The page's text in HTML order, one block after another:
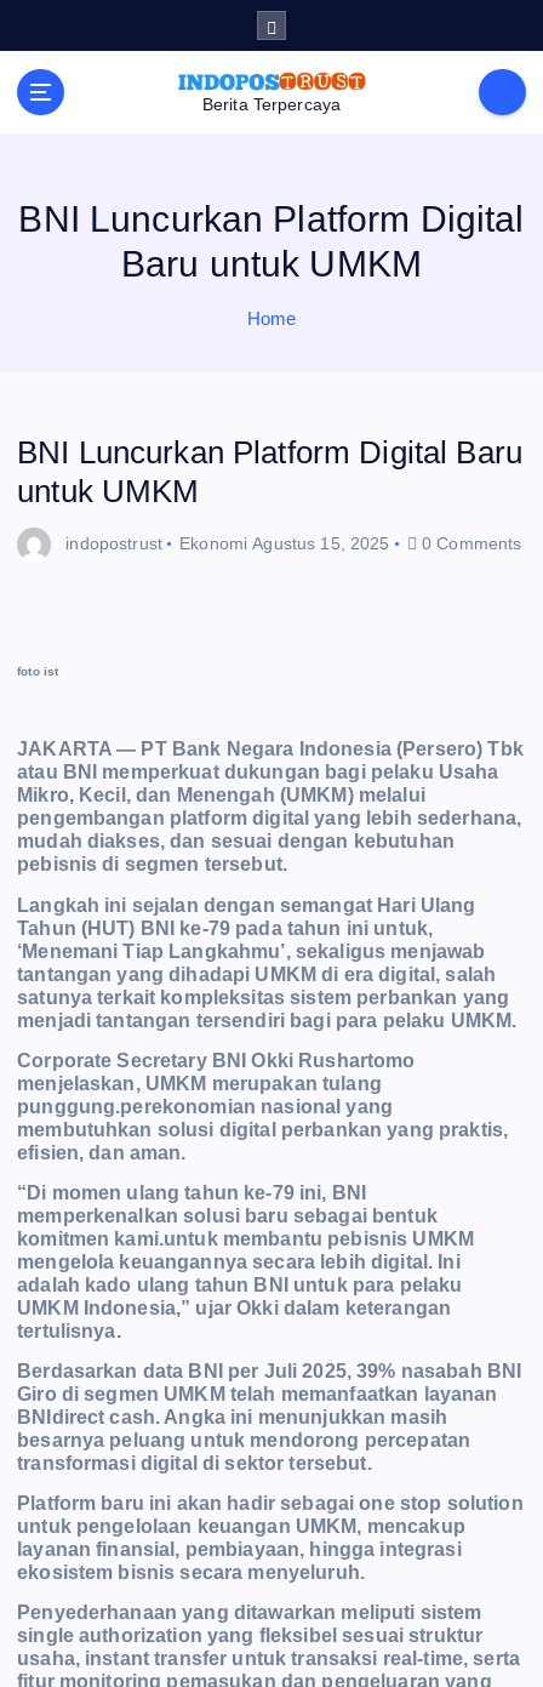
i
Berita Terpercaya
BNI Luncurkan Platform Digital
Baru untuk UMKM
Home
BNI Luncurkan Platform Digital Baru
untuk UMKM
indopostrust Ekonomi Agustus 15, 2025 0 Comments
foto ist
JAKARTA — PT Bank Negara Indonesia (Persero) Tbk
atau BNI memperkuat dukungan bagi pelaku Usaha
Mikro, Kecil, dan Menengah (UMKM) melalui
pengembangan platform digital yang lebih sederhana,
mudah diakses, dan sesuai dengan kebutuhan
pebisnis di segmen tersebut.
Langkah ini sejalan dengan semangat Hari Ulang
Tahun (HUT) BNI ke-79 pada tahun ini untuk,
‘Menemani Tiap Langkahmu’, sekaligus menjawab
tantangan yang dihadapi UMKM di era digital, salah
satunya terkait kompleksitas sistem perbankan yang
menjadi tantangan tersendiri bagi para pelaku UMKM.
Corporate Secretary BNI Okki Rushartomo
menjelaskan, UMKM merupakan tulang
punggung.perekonomian nasional yang
membutuhkan solusi digital perbankan yang praktis,
efisien, dan aman.
“Di momen ulang tahun ke-79 ini, BNI
memperkenalkan solusi baru sebagai bentuk
komitmen kami.untuk membantu pebisnis UMKM
mengelola keuangannya secara lebih digital. Ini
adalah kado ulang tahun BNI untuk para pelaku
UMKM Indonesia,” ujar Okki dalam keterangan
tertulisnya.
Berdasarkan data BNI per Juli 2025, 39% nasabah BNI
Giro di segmen UMKM telah memanfaatkan layanan
BNIdirect cash. Angka ini menunjukkan masih
besarnya peluang untuk mendorong percepatan
transformasi digital di sektor tersebut.
Platform baru ini akan hadir sebagai one stop solution
untuk pengelolaan keuangan UMKM, mencakup
layanan finansial, pembiayaan, hingga integrasi
ekosistem bisnis secara menyeluruh.
Penyederhanaan yang ditawarkan meliputi sistem
single authorization yang fleksibel sesuai struktur
usaha, instant transfer untuk transaksi real-time, serta
fitur monitoring pemasukan dan pengeluaranyang